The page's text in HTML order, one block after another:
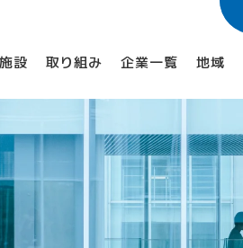
施設 取り組み 企業一覧 地域